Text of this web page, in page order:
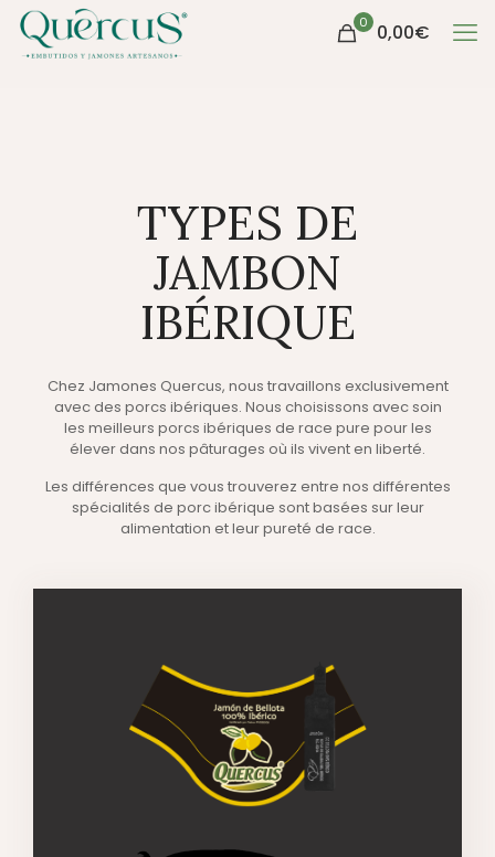
0 0,00€
TYPES DE
JAMBON
IBÉRIQUE
Chez Jamones Quercus, nous travaillons exclusivement
avec des porcs ibériques. Nous choisissons avec soin
les meilleurs porcs ibériques de race pure pour les
élever dans nos pâturages où ils vivent en liberté.
Les différences que vous trouverez entre nos différentes
spécialités de porc ibérique sont basées sur leur
alimentation et leur pureté de race.